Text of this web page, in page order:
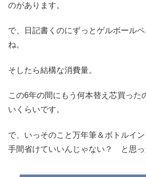
のがあります。
で、日記書くのにずっとゲルボール
ね。
そしたら結構な消費量。
この6年の間にもう何本替え芯買った
いくらいです。
で、いっそのこと万年筆＆ボトルイ
手間省けていいんじゃない？ と思